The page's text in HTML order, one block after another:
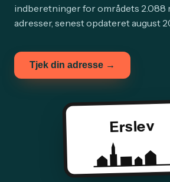
indberetninger for områdets 2.088
adresser, senest opdateret august
Tjek din adresse →
Erslev